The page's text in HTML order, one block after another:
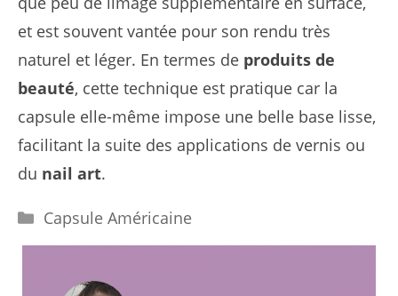
et est souvent vantée pour son rendu très
naturel et léger. En termes de produits de
beauté, cette technique est pratique car la
capsule elle-même impose une belle base lisse,
facilitant la suite des applications de vernis ou
du nail art.
Catégories
Capsule Américaine